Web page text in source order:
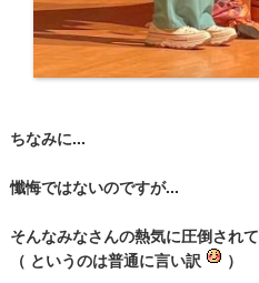
ちなみに...
懺悔ではないのですが...
そんなみなさんの熱気に圧倒されて
（ というのは普通に言い訳
）